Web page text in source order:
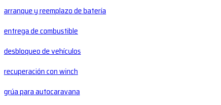
arranque y reemplazo de batería
entrega de combustible
desbloqueo de vehículos
recuperación con winch
grúa para autocaravana